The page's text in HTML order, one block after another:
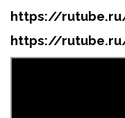
https://
https://